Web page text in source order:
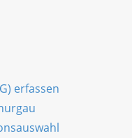
erfassen